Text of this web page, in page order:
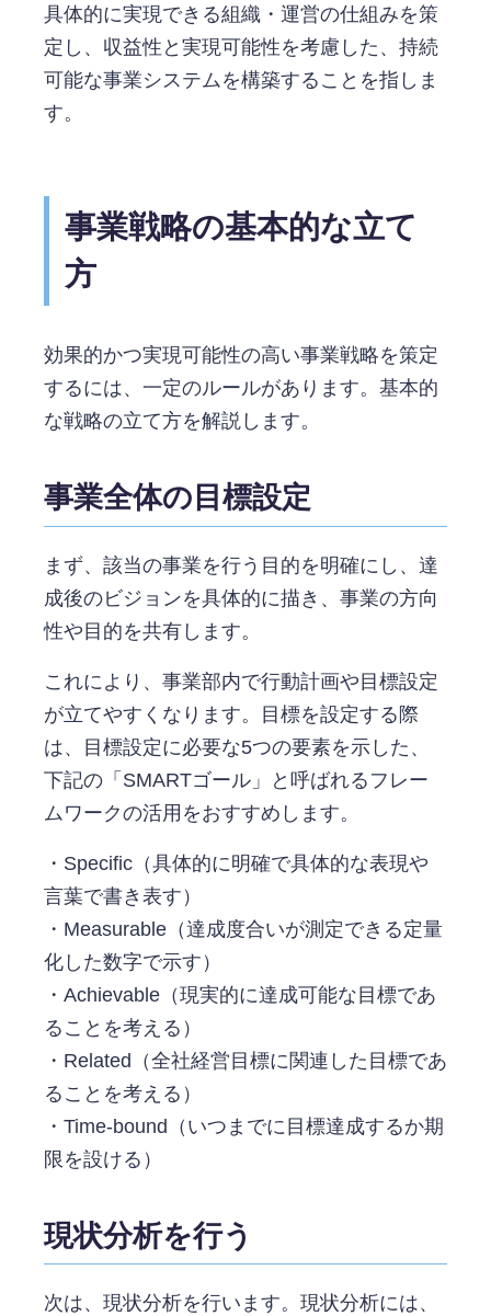
具体的に実現できる組織・運営の仕組みを策
定し、収益性と実現可能性を考慮した、持続
可能な事業システムを構築することを指しま
す。
事業戦略の基本的な立て
方
効果的かつ実現可能性の高い事業戦略を策定
するには、一定のルールがあります。基本的
な戦略の立て方を解説します。
事業全体の目標設定
まず、該当の事業を行う目的を明確にし、達
成後のビジョンを具体的に描き、事業の方向
性や目的を共有します。
これにより、事業部内で行動計画や目標設定
が立てやすくなります。目標を設定する際
は、目標設定に必要な5つの要素を示した、
下記の「SMARTゴール」と呼ばれるフレー
ムワークの活用をおすすめします。
・Specific（具体的に明確で具体的な表現や
言葉で書き表す）
・Measurable（達成度合いが測定できる定量
化した数字で示す）
・Achievable（現実的に達成可能な目標であ
ることを考える）
・Related（全社経営目標に関連した目標であ
ることを考える）
・Time-bound（いつまでに目標達成するか期
限を設ける）
現状分析を行う
次は、現状分析を行います。現状分析には、